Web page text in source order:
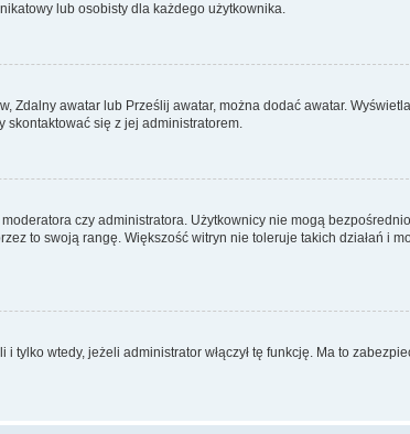
lub osobisty dla każdego użytkownika.
Zdalny awatar lub Prześlij awatar, można dodać awatar.
się z jej administratorem.
czy administratora. Użytkownicy nie mogą
to swoją rangę. Większość witryn nie toleruje takich działań i
wtedy, jeżeli administrator włączył tę funkcję. Ma to